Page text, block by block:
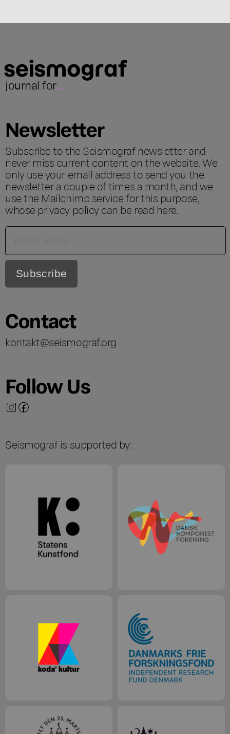
journal for...
Newsletter
Subscribe to the Seismograf newsletter and
never miss current content on the website. We
only use your email address to send you the
newsletter a couple of times a month, and we
use the Mailchimp service for this purpose,
whose privacy policy can be read here.
Contact
kontakt@seismograf.org
Follow Us
Seismograf is supported by: